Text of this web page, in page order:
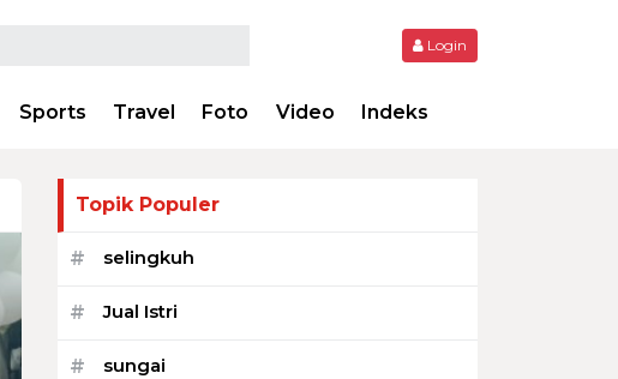
Login
Sports Travel Foto Video Indeks
Topik Populer
# selingkuh
# Jual Istri
# sungai